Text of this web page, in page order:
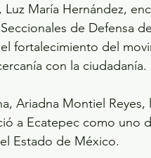
María Hernández,
de Defensa
fortalecimiento del
con la ciudadanía.
Ariadna Montiel Reyes,
a Ecatepec como uno
Estado de México.